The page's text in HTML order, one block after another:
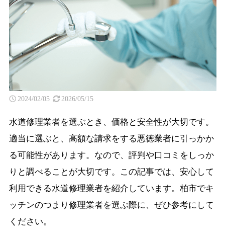
2024/02/05 2026/05/15
水道修理業者を選ぶとき、価格と安全性が大切です。
適当に選ぶと、高額な請求をする悪徳業者に引っかか
る可能性があります。なので、評判や口コミをしっか
りと調べることが大切です。この記事では、安心して
利用できる水道修理業者を紹介しています。柏市でキ
ッチンのつまり修理業者を選ぶ際に、ぜひ参考にして
ください。